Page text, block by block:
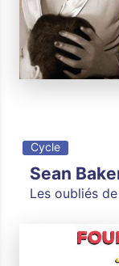
Cycle
Sean
Les oubliés